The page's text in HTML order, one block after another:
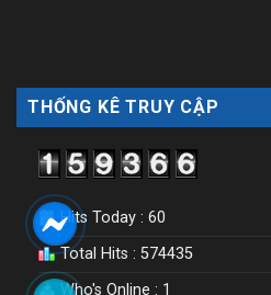
THỐNG KÊ TRUY CẬP
Hits Today : 60
Total Hits : 574435
Who's Online : 1